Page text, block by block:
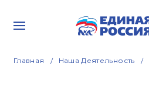
Главная Наша Деятельность